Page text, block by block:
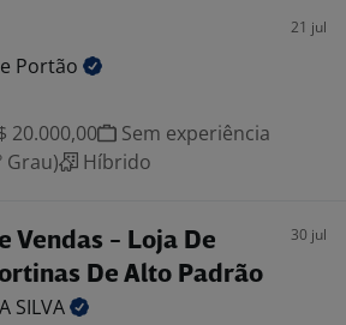
21 jul
Portão
20.000,00
Sem experiência
Grau)
Híbrido
Vendas - Loja De
De Alto Padrão
30 jul
SILVA